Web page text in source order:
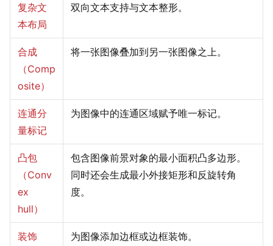
复杂文
本布局
双向文本支持与文本整形。
合成
（Comp
osite）
将一张图像叠加到另一张图像之上。
连通分
量标记
为图像中的连通区域赋予唯一标记。
凸包
（Conv
ex
hull）
包含图像前景对象的最小面积凸多边形。
同时还会生成最小外接矩形和反旋转角
度。
装饰
为图像添加边框或边框装饰。